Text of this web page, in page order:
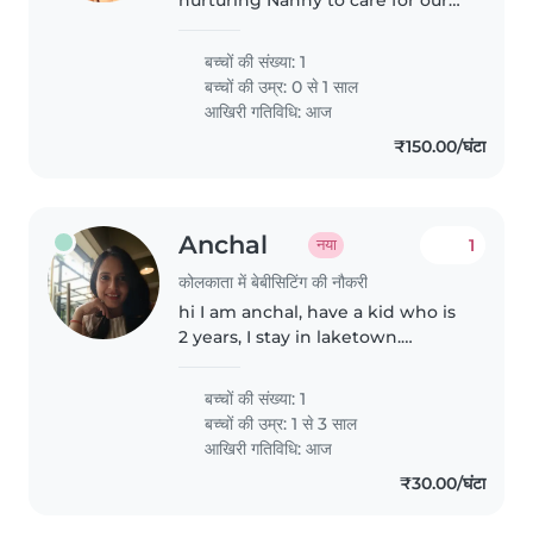
comfortable with gentle pets
and preparing fresh meals.
English and Hindi speaker
preferred.
बच्चों की संख्या: 1
बच्चों की उम्र:0 से 1 साल
आखिरी गतिविधि: आज
₹150.00/घंटा
Anchal नया
कोलकाता में बेबीसिटिंग की नौकरी
1
hi I am anchal, have a kid who is
2 years, I stay in laketown.
and cab easily handle kids,kindly
connect if interested
बच्चों की संख्या: 1
बच्चों की उम्र:1 से 3 साल
आखिरी गतिविधि: आज
₹30.00/घंटा